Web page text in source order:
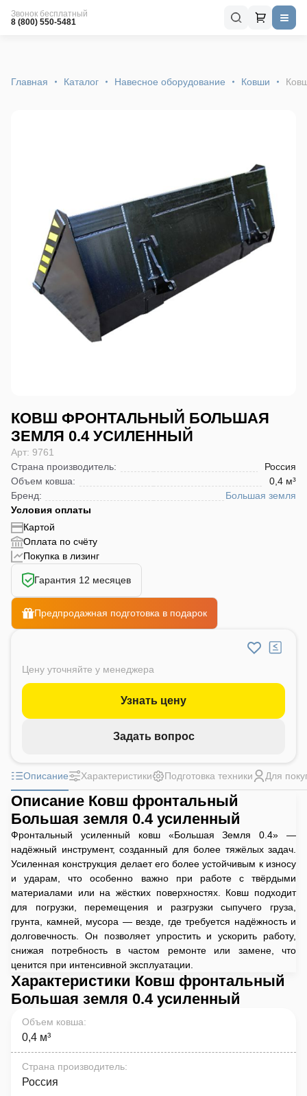
Звонок бесплатный
8 (800) 550-5481
Главная Каталог Навесное оборудование Ковши
КОВШ ФРОНТАЛЬНЫЙ БОЛЬШАЯ
ЗЕМЛЯ 0.4 УСИЛЕННЫЙ
Арт: 9761
Страна производитель:
Россия
Объем ковша:
0,4 м³
Бренд:
Большая земля
Условия оплаты
Картой
Оплата по счёту
Покупка в лизинг
Гарантия 12 месяцев
Предпродажная подготовка в подарок
Цену уточняйте у менеджера
Узнать цену
Задать вопрос
Описание Характеристики Подготовка техники Для
Описание Ковш фронтальный
Большая земля 0.4 усиленный
Фронтальный усиленный ковш «Большая Земля 0.4» —
надёжный инструмент, созданный для более тяжёлых задач.
Усиленная конструкция делает его более устойчивым к износу
и ударам, что особенно важно при работе с твёрдыми
материалами или на жёстких поверхностях. Ковш подходит
для погрузки, перемещения и разгрузки сыпучего груза,
грунта, камней, мусора — везде, где требуется надёжность и
долговечность. Он позволяет упростить и ускорить работу,
снижая потребность в частом ремонте или замене, что
ценится при интенсивной эксплуатации.
Характеристики Ковш фронтальный
Большая земля 0.4 усиленный
Объем ковша:
0,4 м³
Страна производитель:
Россия